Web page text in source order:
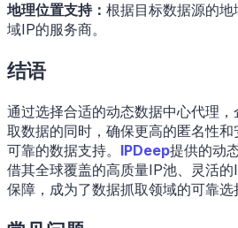
地理位置支持： 根据目标数据源的
域IP的服务商。
结语
通过选择合适的动态数据中心代理
取数据的同时，确保更高的匿名性
可靠的数据支持。 IPDeep提供的动
借其全球覆盖的高质量IP池、灵活
保障，成为了数据抓取领域的可靠选